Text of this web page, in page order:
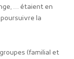
… étaient en
la
(familial et